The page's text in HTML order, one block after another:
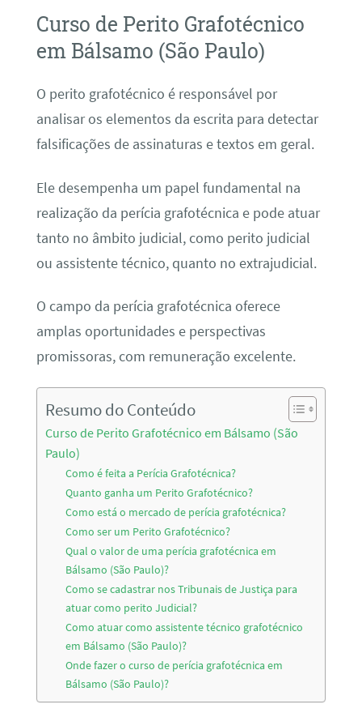
Curso de Perito Grafotécnico
em Bálsamo (São Paulo)
O perito grafotécnico é responsável por
analisar os elementos da escrita para detectar
falsificações de assinaturas e textos em geral.
Ele desempenha um papel fundamental na
realização da perícia grafotécnica e pode atuar
tanto no âmbito judicial, como perito judicial
ou assistente técnico, quanto no extrajudicial.
O campo da perícia grafotécnica oferece
amplas oportunidades e perspectivas
promissoras, com remuneração excelente.
Resumo do Conteúdo
Curso de Perito Grafotécnico em Bálsamo (São
Paulo)
Como é feita a Perícia Grafotécnica?
Quanto ganha um Perito Grafotécnico?
Como está o mercado de perícia grafotécnica?
Como ser um Perito Grafotécnico?
Qual o valor de uma perícia grafotécnica em
Bálsamo (São Paulo)?
Como se cadastrar nos Tribunais de Justiça para
atuar como perito Judicial?
Como atuar como assistente técnico grafotécnico
em Bálsamo (São Paulo)?
Onde fazer o curso de perícia grafotécnica em
Bálsamo (São Paulo)?